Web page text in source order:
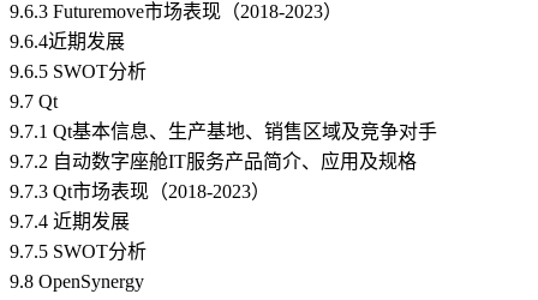
9.6.3 Futuremove市场表现（2018-2023）
9.6.4近期发展
9.6.5 SWOT分析
9.7 Qt
9.7.1 Qt基本信息、生产基地、销售区域及竞争对手
9.7.2 自动数字座舱IT服务产品简介、应用及规格
9.7.3 Qt市场表现（2018-2023）
9.7.4 近期发展
9.7.5 SWOT分析
9.8 OpenSynergy